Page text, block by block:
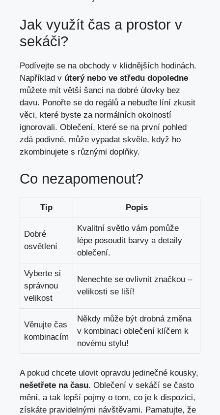
Jak využít čas a ⁢prostor v
sekáči?
Podívejte se na obchody⁤ v klidnějších hodinách.
Například‍ v úterý nebo ve středu dopoledne
můžete mít větší ⁣šanci na ⁤dobré‌ úlovky bez‍
davu. Ponořte ⁤se do regálů a nebuďte líní zkusit
věci, které byste za normálních okolností
ignorovali. Oblečení,‌ které se na první pohled
zdá podivné, může ⁣vypadat skvěle, když ho⁣
zkombinujete⁣ s různými‌ doplňky.
Co nezapomenout?
Tip Popis
Dobré
osvětlení
Kvalitní​ světlo ⁤vám pomůže
lépe posoudit barvy a detaily
oblečení.
Vyberte si
správnou
velikost
Nenechte se ovlivnit ‍značkou –
velikosti ⁤se ⁣liší!
Věnujte ‍čas
kombinacím
Někdy může být drobná změna
v kombinaci oblečení klíčem k
novému stylu!
A pokud chcete ulovit ⁣opravdu​ jedinečné kousky,
nešetřete ​na času. Oblečení v sekáčí se ⁢často
⁤mění, a tak lepší pojmy o tom, co je k dispozici,
získáte pravidelnými návštěvami. Pamatujte, že